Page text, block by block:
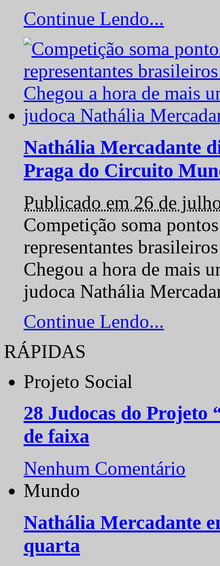
Continue Lendo...
Nathália Mercadante
Praga do Circuito
Publicado em 26 de
Competição soma
representantes
Chegou a hora de mais
judoca Nathália
Continue Lendo...
RÁPIDAS
Projeto Social
28 Judocas do
de faixa
Nenhum Comentário
Mundo
Nathália Mercadante
quarta